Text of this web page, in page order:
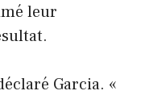
leur
Garcia. «